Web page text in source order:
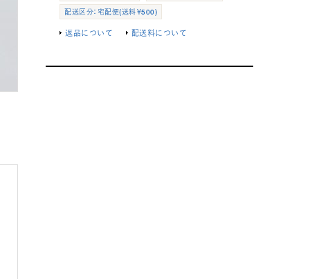
配送区分：宅配便(送料￥500)
返品について 配送料について